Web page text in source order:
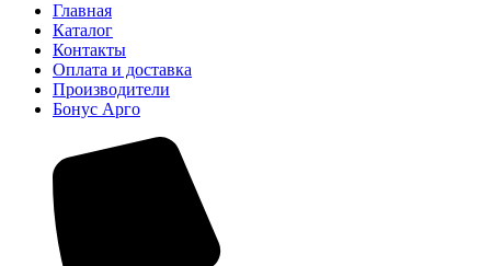
Главная
Каталог
Контакты
Оплата и доставка
Производители
Бонус Арго